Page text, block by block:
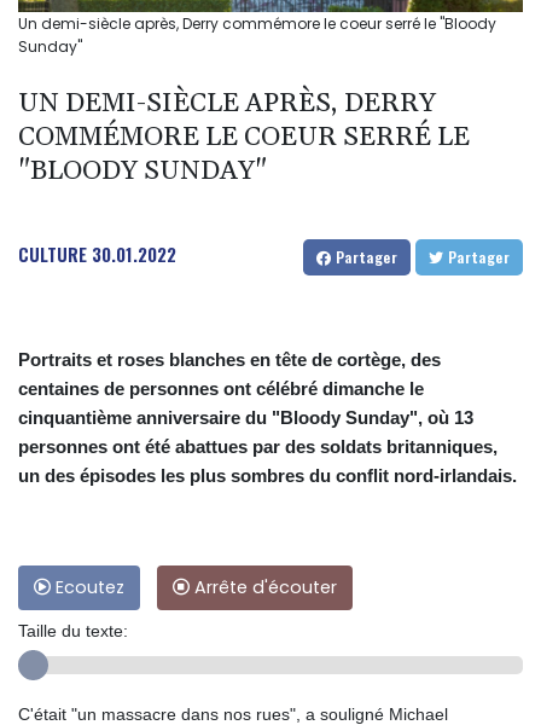
Un demi-siècle après, Derry commémore le coeur serré le "Bloody
Sunday"
UN DEMI-SIÈCLE APRÈS, DERRY
COMMÉMORE LE COEUR SERRÉ LE
"BLOODY SUNDAY"
CULTURE 30.01.2022 Partager Partager
Portraits et roses blanches en tête de cortège, des
centaines de personnes ont célébré dimanche le
cinquantième anniversaire du "Bloody Sunday", où 13
personnes ont été abattues par des soldats britanniques,
un des épisodes les plus sombres du conflit nord-irlandais.
Ecoutez Arrête d'écouter
Taille du texte:
C'était "un massacre dans nos rues", a souligné Michael